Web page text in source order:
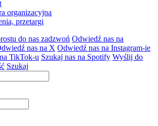
organizacyjna
przetargi
do nas zadzwoń Odwiedź nas na
nas na X Odwiedź nas na Instagram-ie
TikTok-u Szukaj nas na Spotify Wyślij do
Szukaj